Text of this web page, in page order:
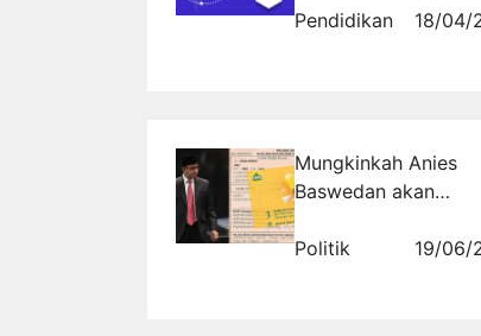
Pendidikan
18/04/
Mungkinkah Anies
Baswedan akan
Kalangan Tertentu
Politik 19/06/